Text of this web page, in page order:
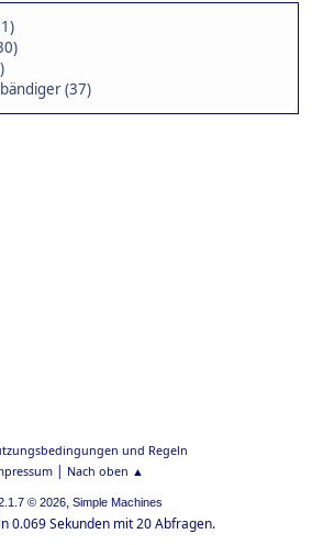
(37)
und Regeln
| Nach oben ▲
© 2026, Simple Machines
0.069 Sekunden mit 20 Abfragen.